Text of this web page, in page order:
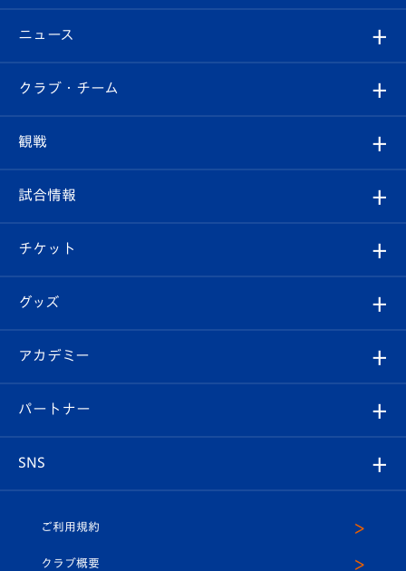
ニュース
すべて
クラブ
試合情報
チケット
イベント
メディア
ホームタウン
クラブ・チーム
クラブ概要
エンブレム紹介
スタッフプロフィール
マスコット紹介
観戦
観戦ルール
はじめての観戦ガイド
Revive Team
ヴィヴィくんの長崎おもてなしガイド
試合情報
試合日程/結果
フォトギャラリー
スタジアムグルメ
チケット
チケット
V-LOVERS（ファンクラブ）
プレイヤーズスイート
グッズ
オンラインショップ
店舗情報
アカデミー
育成からのお知らせ
U-18
パートナー
SNS
ヴィヴィくんインスタグラム
ご利用規約
クラブ概要